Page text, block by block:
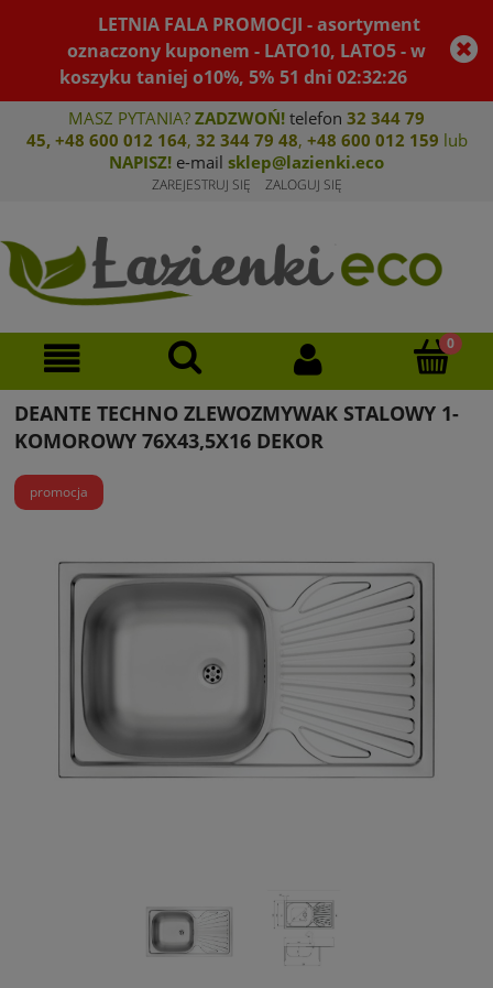
LETNIA FALA PROMOCJI - asortyment
oznaczony kuponem - LATO10, LATO5 - w
koszyku taniej o10%, 5% 51 dni02:32:26
MASZ PYTANIA? ZADZWOŃ! telefon 32 344 79
45, +48 600 012 164, 32 344 79 48, +48 600 012 159 lub
NAPISZ! e-mail sklep@lazienki.eco
ZAREJESTRUJ SIĘ ZALOGUJ SIĘ
DEANTE TECHNO ZLEWOZMYWAK STALOWY 1-
KOMOROWY 76X43,5X16 DEKOR
promocja